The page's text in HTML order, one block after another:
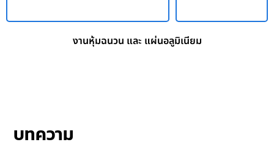
งานหุ้มฉนวน และ แผ่นอลูมิเนียม
บทความ